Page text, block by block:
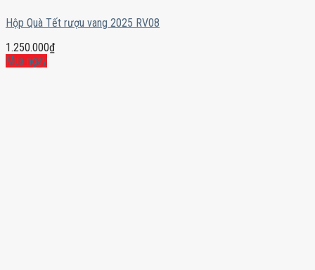
Hộp Quà Tết rượu vang 2025 RV08
1.250.000₫
Mua ngay